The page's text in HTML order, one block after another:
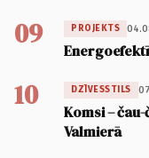
09 PROJEKTS
10 DZĪVESSTILS
Komsi –
Valmierā